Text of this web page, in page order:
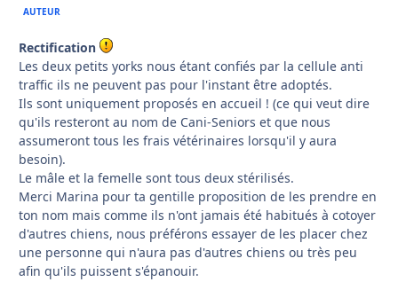
AUTEUR
Rectification
Les deux petits yorks nous étant confiés par la cellule anti
traffic ils ne peuvent pas pour l'instant être adoptés.
Ils sont uniquement proposés en accueil ! (ce qui veut dire
qu'ils resteront au nom de Cani-Seniors et que nous
assumeront tous les frais vétérinaires lorsqu'il y aura
besoin).
Le mâle et la femelle sont tous deux stérilisés.
Merci Marina pour ta gentille proposition de les prendre en
ton nom mais comme ils n'ont jamais été habitués à cotoyer
d'autres chiens, nous préférons essayer de les placer chez
une personne qui n'aura pas d'autres chiens ou très peu
afin qu'ils puissent s'épanouir.